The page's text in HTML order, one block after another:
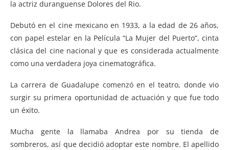
la actriz duranguense Dolores del Rio.
Debutó en el cine mexicano en 1933, a la edad de 26 años,
con papel estelar en la Película “La Mujer del Puerto”, cinta
clásica del cine nacional y que es considerada actualmente
como una verdadera joya cinematográfica.
La carrera de Guadalupe comenzó en el teatro, donde vio
surgir su primera oportunidad de actuación y que fue todo
un éxito.
Mucha gente la llamaba Andrea por su tienda de
sombreros, así que decidió adoptar este nombre. El apellido